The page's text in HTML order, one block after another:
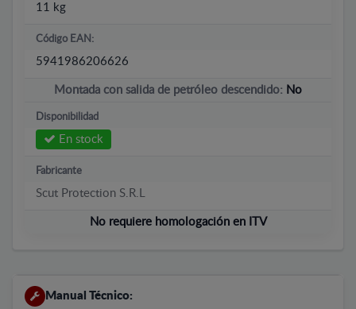
11 kg
Código EAN:
5941986206626
Montada con salida de petróleo descendido: No
Disponibilidad
En stock
Fabricante
Scut Protection S.R.L
No requiere homologación en ITV
Manual Técnico: